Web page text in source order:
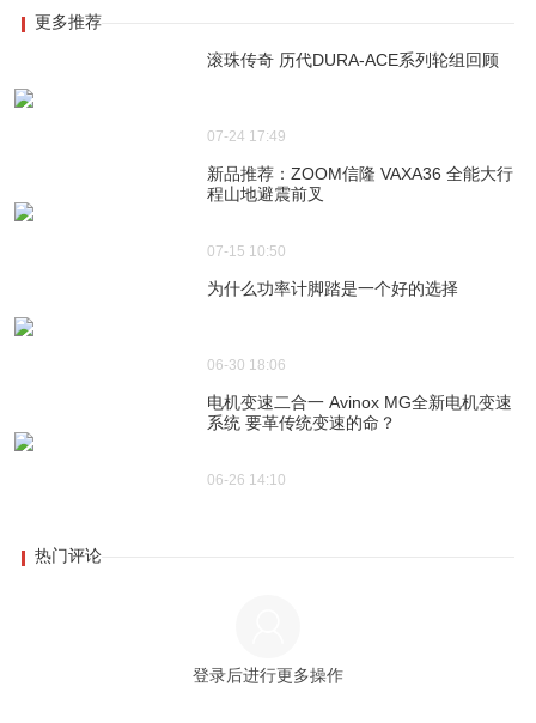
更多推荐
滚珠传奇 历代DURA-ACE系列轮组回顾
07-24 17:49
新品推荐：ZOOM信隆 VAXA36 全能大行
程山地避震前叉
07-15 10:50
为什么功率计脚踏是一个好的选择
06-30 18:06
电机变速二合一 Avinox MG全新电机变速
系统 要革传统变速的命？
06-26 14:10
热门评论
登录后进行更多操作